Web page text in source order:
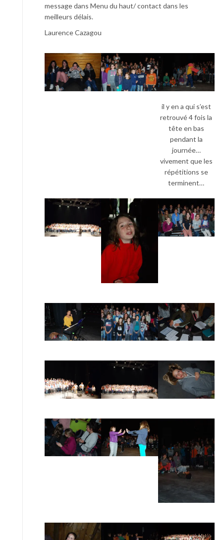
message dans Menu du haut/ contact dans les
meilleurs délais.
Laurence Cazagou
il y en a qui s’est
retrouvé 4 fois la
tête en bas
pendant la
journée…
vivement que les
répétitions se
terminent…